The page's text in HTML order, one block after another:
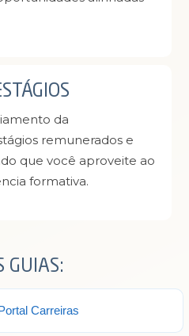
da
remunerados e
que você aproveite ao
formativa.
GUIAS:
Carreiras